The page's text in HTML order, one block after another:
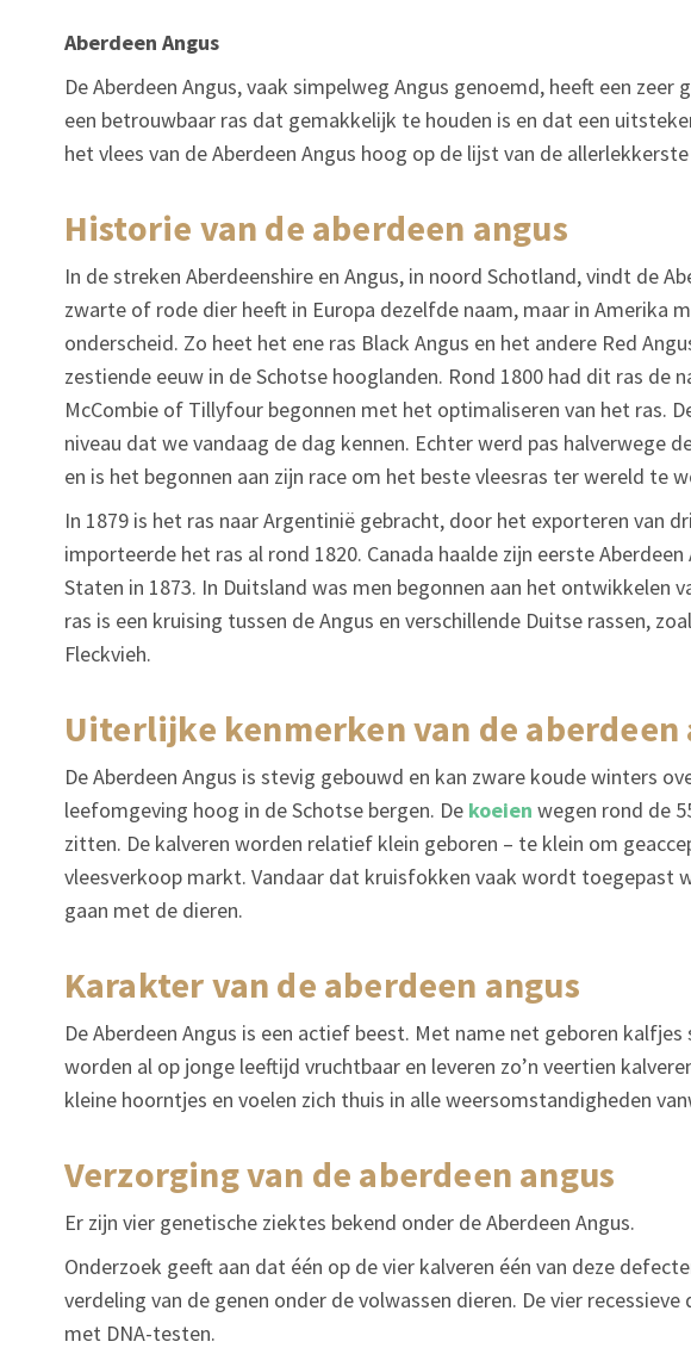
Aberdeen Angus
De Aberdeen Angus, vaak simpelweg Angus genoemd, heeft een
een betrouwbaar ras dat gemakkelijk te houden is en dat een
het vlees van de Aberdeen Angus hoog op de lijst van de
historie van de aberdeen angus
In de streken Aberdeenshire en Angus, in noord Schotland, vindt de
zwarte of rode dier heeft in Europa dezelfde naam, maar in Amerika
onderscheid. Zo heet het ene ras Black Angus en het andere Red
zestiende eeuw in de Schotse hooglanden. Rond 1800 had dit ras de
McCombie of Tillyfour begonnen met het optimaliseren van het ras.
niveau dat we vandaag de dag kennen. Echter werd pas halverwege
en is het begonnen aan zijn race om het beste vleesras ter wereld te
In 1879 is het ras naar Argentinië gebracht, door het exporteren van
importeerde het ras al rond 1820. Canada haalde zijn eerste Aberdeen
Staten in 1873. In Duitsland was men begonnen aan het ontwikkelen
ras is een kruising tussen de Angus en verschillende Duitse rassen,
Fleckvieh.
uiterlijke kenmerken van de aberdeen
De Aberdeen Angus is stevig gebouwd en kan zware koude winters
leefomgeving hoog in de Schotse bergen. De koeien wegen rond de
zitten. De kalveren worden relatief klein geboren – te klein om
vleesverkoop markt. Vandaar dat kruisfokken vaak wordt toegepast
gaan met de dieren.
karakter van de aberdeen angus
De Aberdeen Angus is een actief beest. Met name net geboren kalfjes
worden al op jonge leeftijd vruchtbaar en leveren zo’n veertien
kleine hoorntjes en voelen zich thuis in alle weersomstandigheden
verzorging van de aberdeen angus
Er zijn vier genetische ziektes bekend onder de Aberdeen Angus.
Onderzoek geeft aan dat één op de vier kalveren één van deze
verdeling van de genen onder de volwassen dieren. De vier
met DNA-testen.